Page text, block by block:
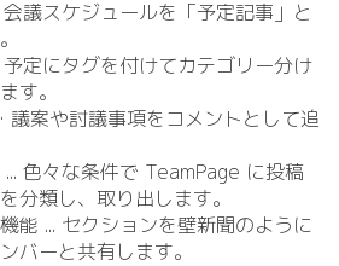
会議スケジュールを「予定記事」と
予定にタグを付けてカテゴリー分け
す。
案や討議事項をコメントとして追
.. 色々な条件で TeamPage に投稿
分類し、取り出します。
能 ... セクションを壁新聞のように
バーと共有します。